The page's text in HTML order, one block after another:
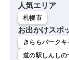
人気エリア
札幌市
お出かけスポ
きららパークキ
道の駅しんしの